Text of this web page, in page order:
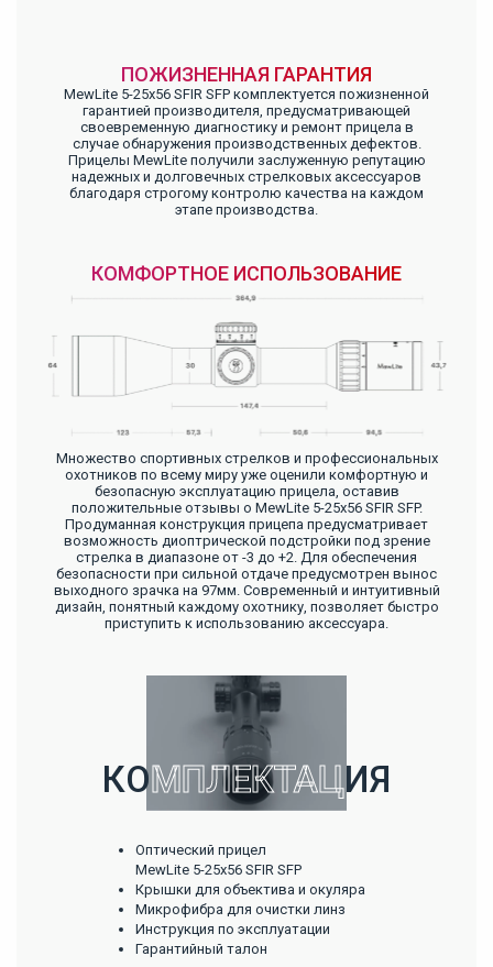
ПОЖИЗНЕННАЯ ГАРАНТИЯ
MewLite 5-25x56 SFIR SFP комплектуется пожизненной
гарантией производителя, предусматривающей
своевременную диагностику и ремонт прицела в
случае обнаружения производственных дефектов.
Прицелы MewLite получили заслуженную репутацию
надежных и долговечных стрелковых аксессуаров
благодаря строгому контролю качества на каждом
этапе производства.
КОМФОРТНОЕ ИСПОЛЬЗОВАНИЕ
Множество спортивных стрелков и профессиональных
охотников по всему миру уже оценили комфортную и
безопасную эксплуатацию прицела, оставив
положительные отзывы о MewLite 5-25x56 SFIR SFP.
Продуманная конструкция прицепа предусматривает
возможность диоптрической подстройки под зрение
стрелка в диапазоне от -3 до +2. Для обеспечения
безопасности при сильной отдаче предусмотрен вынос
выходного зрачка на 97мм. Современный и интуитивный
дизайн, понятный каждому охотнику, позволяет быстро
приступить к использованию аксессуара.
КОМПЛЕКТАЦИЯ
Оптический прицел
MewLite 5-25x56 SFIR SFP
Крышки для объектива и окуляра
Микрофибра для очистки линз
Инструкция по эксплуатации
Гарантийный талон